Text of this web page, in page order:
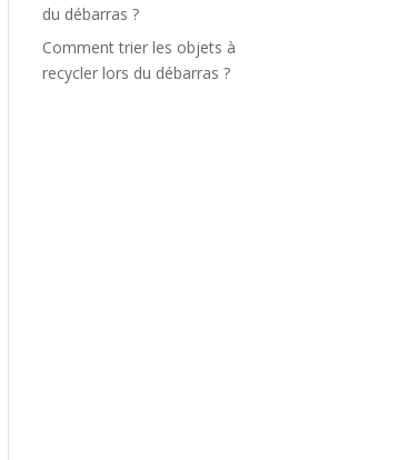
du débarras ?
Comment trier les objets à
recycler lors du débarras ?